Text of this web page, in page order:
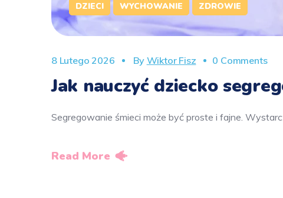
DZIECI WYCHOWANIE ZDROWIE
8 Lutego 2026 By Wiktor Fisz 0 Comments
Jak nauczyć dziecko
Segregowanie śmieci może być proste i fajne.
Read More